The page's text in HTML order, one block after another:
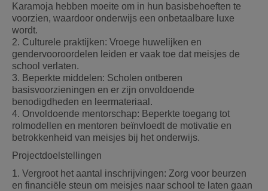
Karamoja hebben moeite om in hun basisbehoeften te
voorzien, waardoor onderwijs een onbetaalbare luxe
wordt.
2. Culturele praktijken: Vroege huwelijken en
gendervooroordelen leiden er vaak toe dat meisjes de
school verlaten.
3. Beperkte middelen: Scholen ontberen
basisvoorzieningen en er zijn onvoldoende
benodigdheden en leermateriaal.
4. Onvoldoende mentorschap: Beperkte toegang tot
rolmodellen en mentoren beïnvloedt de motivatie en
betrokkenheid van meisjes bij het onderwijs.
Projectdoelstellingen
1. Vergroot het aantal inschrijvingen: Zorg voor beurzen
en financiële steun om meisjes naar school te laten gaan